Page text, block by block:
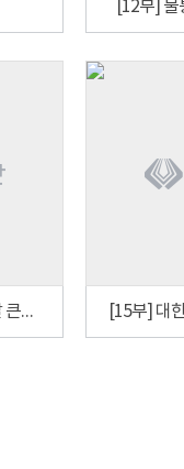
[12부] 물
[14부] 조선어학회 사건과 조선말 큰사전